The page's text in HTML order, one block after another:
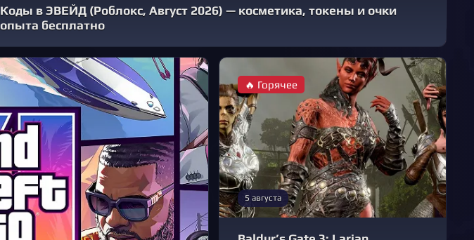
Комментарии
Коды в ЭВЕЙД (Роблокс, Август 2026) — косметика, токены и очки
опыта бесплатно
🔥 Горячее
5 августа